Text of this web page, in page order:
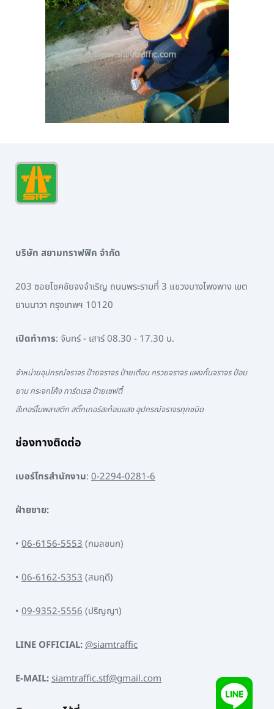
บริษัท สยามทราฟฟิค จำกัด
203 ซอยโชคชัยจงจำเริญ ถนนพระรามที่ 3 แขวงบางโพงพาง เขต
ยานนาวา กรุงเทพฯ 10120
เปิดทำการ: จันทร์ - เสาร์ 08.30 - 17.30 น.
จำหน่ายอุปกรณ์จราจร ป้ายจราจร ป้ายเตือน กรวยจราจร แผงกั้นจราจร ป้อม
ยาม กระจกโค้ง การ์ดเรล ป้ายเซฟตี้
สีเทอร์โมพลาสติก สติ๊กเกอร์สะท้อนแสง อุปกรณ์จราจรทุกชนิด
ช่องทางติดต่อ
เบอร์โทรสำนักงาน: 0-2294-0281-6
ฝ่ายขาย:
• 06-6156-5553(กมลชนก)
• 06-6162-5353(สมฤดี)
• 09-9352-5556(ปริญญา)
LINE OFFICIAL:@siamtraffic
E-MAIL:siamtraffic.stf@gmail.com